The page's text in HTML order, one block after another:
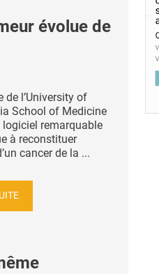
évolue de
de l’University of
School of Medicine
logiciel remarquable
à reconstituer
cancer de la ...